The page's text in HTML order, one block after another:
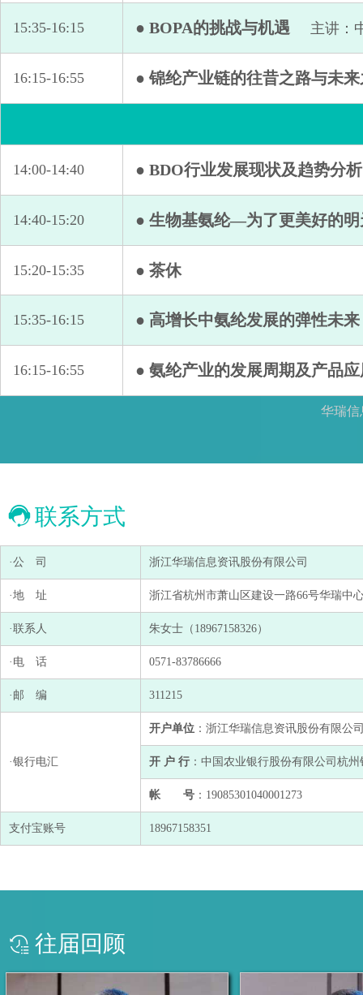
15:35-16:15 ● BOPA的挑战与机遇 主讲：
16:15-16:55 ● 锦纶产业链的往昔之路与未
14:00-14:40 ● BDO行业发展现状及趋势分析
14:40-15:20 ● 生物基氨纶—为了更美好的明
15:20-15:35 ● 茶休
15:35-16:15 ● 高增长中氨纶发展的弹性未来
16:15-16:55 ● 氨纶产业的发展周期及产品
华瑞信
联系方式
·公 司 浙江华瑞信息资讯股份有限公司
·地 址 浙江省杭州市萧山区建设一路66号华瑞中
·联系人 朱女士（18967158326）
·电 话 0571-83786666
·邮 编 311215
·银行电汇
开户单位 ：浙江华瑞信息资讯股份有限公
开 户 行 ：中国农业银行股份有限公司杭
帐 号 ：19085301040001273
支付宝账号 18967158351
往届回顾